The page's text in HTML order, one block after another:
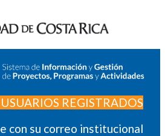
USUARIOS REGISTRADOS
con su correo institucional